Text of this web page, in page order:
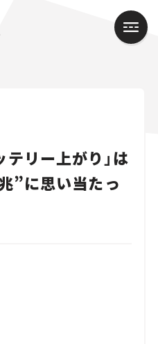
テリー上がり」は
”に思い当たっ